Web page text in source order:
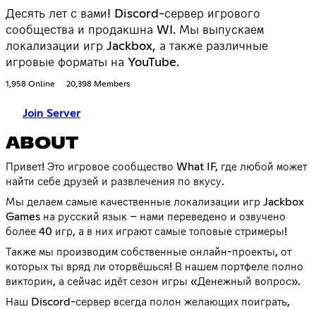
Десять лет с вами! Discord-сервер игрового
сообщества и продакшна WI. Мы выпускаем
локализации игр Jackbox, а также различные
игровые форматы на YouTube.
1,958 Online 20,398 Members
Join Server
ABOUT
Привет! Это игровое сообщество What IF, где любой может
найти себе друзей и развлечения по вкусу.
Мы делаем самые качественные локализации игр Jackbox
Games на русский язык – нами переведено и озвучено
более 40 игр, а в них играют самые топовые стримеры!
Также мы производим собственные онлайн-проекты, от
которых ты вряд ли оторвёшься! В нашем портфеле полно
викторин, а сейчас идёт сезон игры «Денежный вопрос».
Наш Discord-сервер всегда полон желающих поиграть,